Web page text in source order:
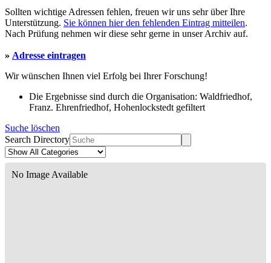
Sollten wichtige Adressen fehlen, freuen wir uns sehr über Ihre
Unterstützung. Sie können hier den fehlenden Eintrag mitteilen.
Nach Prüfung nehmen wir diese sehr gerne in unser Archiv auf.
» Adresse eintragen
Wir wünschen Ihnen viel Erfolg bei Ihrer Forschung!
Die Ergebnisse sind durch die Organisation: Waldfriedhof,
Franz. Ehrenfriedhof, Hohenlockstedt gefiltert
Suche löschen
Search Directory
No Image Available